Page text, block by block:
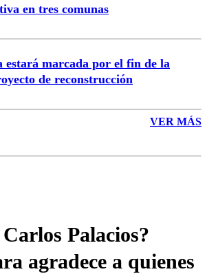
en tres comunas
estará marcada por el fin de la
de reconstrucción
VER MÁS
Palacios?
agradece a quienes